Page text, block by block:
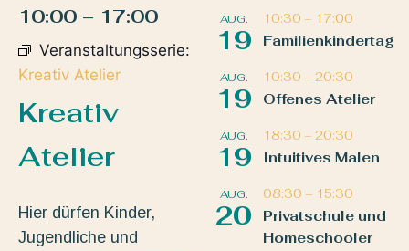
10:00 – 17:00
Veranstaltungsserie:
Kreativ Atelier
Kreativ
Atelier
Hier dürfen Kinder,
Jugendliche und
AUG.
19
10:30 – 17:00
Familienkindertag
AUG.
19
10:30 – 20:30
Offenes Atelier
AUG.
19
18:30 – 20:30
Intuitives Malen
AUG.
20
08:30 – 15:30
Privatschule und
Homeschooler